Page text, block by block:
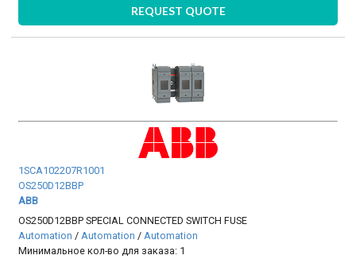
REQUEST QUOTE
1SCA102207R1001
OS250D12BBP
ABB
OS250D12BBP SPECIAL CONNECTED SWITCH FUSE
Automation /Automation /Automation
Минимальное кол-во для заказа: 1